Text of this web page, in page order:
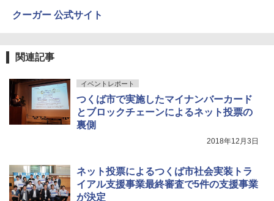
クーガー 公式サイト
関連記事
イベントレポート
つくば市で実施したマイナンバーカード
とブロックチェーンによるネット投票の
裏側
2018年12月3日
ネット投票によるつくば市社会実装トラ
イアル支援事業最終審査で5件の支援事業
が決定